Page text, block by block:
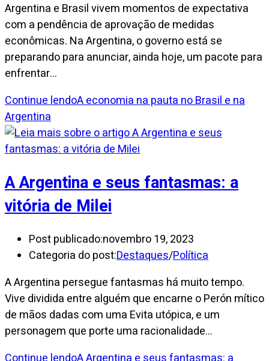
Argentina e Brasil vivem momentos de expectativa
com a pendência de aprovação de medidas
econômicas. Na Argentina, o governo está se
preparando para anunciar, ainda hoje, um pacote para
enfrentar…
Continue lendoA economia na pauta no Brasil e na
Argentina
A Argentina e seus fantasmas: a
vitória de Milei
Post publicado:novembro 19, 2023
Categoria do post:Destaques/Política
A Argentina persegue fantasmas há muito tempo.
Vive dividida entre alguém que encarne o Perón mítico
de mãos dadas com uma Evita utópica, e um
personagem que porte uma racionalidade…